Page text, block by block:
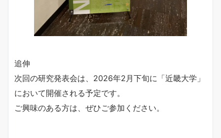
追伸
次回の研究発表会は、2026年2月下旬に「近畿大学」
において開催される予定です。
ご興味のある方は、ぜひご参加ください。